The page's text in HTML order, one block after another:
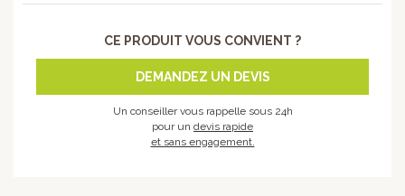
CE PRODUIT VOUS CONVIENT ?
DEMANDEZ UN DEVIS
Un conseiller vous rappelle sous 24h
pour un devis rapide
et sans engagement.